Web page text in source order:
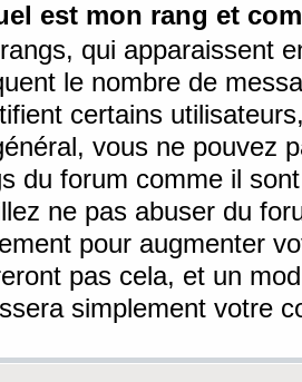
est mon rang et
qui apparaissent
le nombre de
certains
vous ne pouvez
du forum comme il
ne pas abuser du
pour augmenter
pas cela, et un
simplement votre